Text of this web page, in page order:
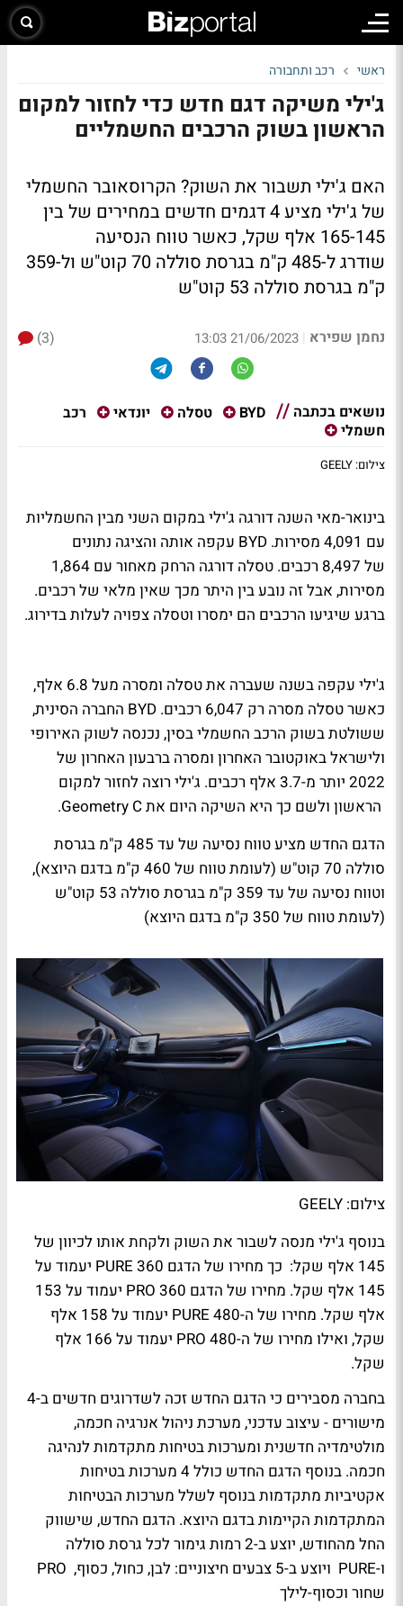
ראשי רכב ותחבורה
ג'ילי משיקה דגם חדש כדי לחזור למקום
הראשון בשוק הרכבים החשמליים
האם ג'ילי תשבור את השוק? הקרוסאובר החשמלי
של ג'ילי מציע 4 דגמים חדשים במחירים של בין
165-145 אלף שקל, כאשר טווח הנסיעה
שודרג ל-485 ק"מ בגרסת סוללה 70 קוט"ש ול-359
ק"מ בגרסת סוללה 53 קוט"ש
נחמן שפירא |
21/06/2023 13:03
(3)
נושאים בכתבה BYD טסלה יונדאי
רכב
חשמלי
צילום: GEELY
בינואר-מאי השנה דורגה ג'ילי במקום השני מבין החשמליות
עם 4,091 מסירות. BYD עקפה אותה והציגה נתונים
של 8,497 רכבים. טסלה דורגה הרחק מאחור עם 1,864
מסירות, אבל זה נובע בין היתר מכך שאין מלאי של רכבים.
ברגע שיגיעו הרכבים הם ימסרו וטסלה צפויה לעלות בדירוג.
ג'ילי עקפה בשנה שעברה את טסלה ומסרה מעל 6.8 אלף,
כאשר טסלה מסרה רק 6,047 רכבים. BYD החברה הסינית,
ששולטת בשוק הרכב החשמלי בסין, נכנסה לשוק האירופי
ולישראל באוקטובר האחרון ומסרה ברבעון האחרון של
2022 יותר מ-3.7 אלף רכבים.
ג'ילי רוצה לחזור למקום
הדגם החדש מציע טווח נסיעה של עד 485 ק"מ בגרסת
סוללה 70 קוט"ש (לעומת טווח של 460 ק"מ בדגם היוצא),
וטווח נסיעה של עד 359 ק"מ בגרסת סוללה 53 קוט"ש
(לעומת טווח של 350 ק"מ בדגם היוצא)
צילום: GEELY
בנוסף ג'ילי מנסה לשבור את השוק ולקחת אותו לכיוון של
145 אלף שקל: כך מחירו של הדגם PURE 360 יעמוד על
145 אלף שקל. מחירו של הדגם PRO 360 יעמוד על 153
אלף שקל. מחירו של ה-PURE 480 יעמוד על 158 אלף
שקל, ואילו מחירו של ה-PRO 480 יעמוד על 166 אלף
שקל.
בחברה מסבירים כי הדגם החדש זכה לשדרוגים חדשים ב-4
מישורים - עיצוב עדכני, מערכת ניהול אנרגיה חכמה,
מולטימדיה חדשנית ומערכות בטיחות מתקדמות לנהיגה
חכמה. בנוסף הדגם החדש כולל 4 מערכות בטיחות
אקטיביות מתקדמות בנוסף לשלל מערכות הבטיחות
המתקדמות הקיימות בדגם היוצא. הדגם החדש, שישווק
החל מהחודש, יוצע ב-2 רמות גימור לכל גרסת סוללה
PRO
ו-PURE
ויוצע ב-5 צבעים חיצוניים: לבן, כחול, כסוף,
שחור וכסוף-לילך